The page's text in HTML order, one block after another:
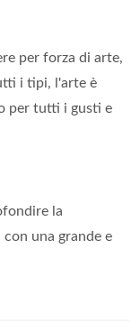
per forza di arte,
i tipi, l'arte è
per tutti i gusti e
la
una grande e